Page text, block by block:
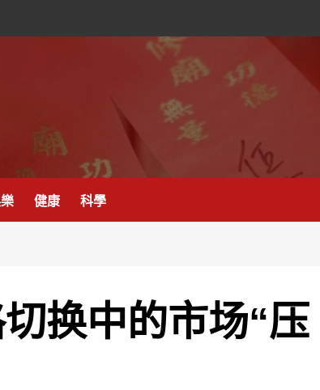
健康 科學
换中的市场“压